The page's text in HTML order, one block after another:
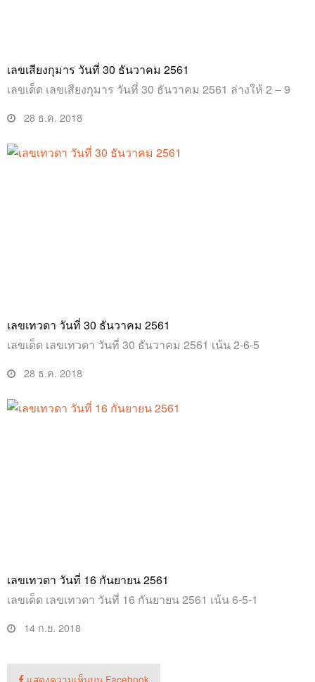
เลขเสียงกุมาร วันที่ 30 ธันวาคม 2561
เลขเด็ด เลขเสียงกุมาร วันที่ 30 ธันวาคม 2561 ล่างให้ 2 – 9
28 ธ.ค. 2018
เลขเทวดา วันที่ 30 ธันวาคม 2561
เลขเด็ด เลขเทวดา วันที่ 30 ธันวาคม 2561 เน้น 2-6-5
28 ธ.ค. 2018
เลขเทวดา วันที่ 16 กันยายน 2561
เลขเด็ด เลขเทวดา วันที่ 16 กันยายน 2561 เน้น 6-5-1
14 ก.ย. 2018